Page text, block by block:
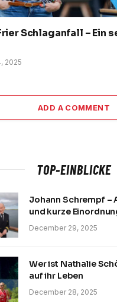
Schlaganfall – Ein
2025
ADD A COMMENT
TOP-EINBLICKE
Johann Schrempf –
und kurze
December 29, 2025
Wer ist Nathalie
auf ihr Leben
December 28, 2025